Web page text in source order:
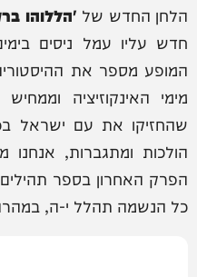
הלחן החדש של 'הללוהו
חדש עליו עמל ניסים
המופע מספר את
מימי האינקוזיציה
שהחזיקו את עם ישראל
הולכות ומתגברות,
הפרק האחרון בספר
כל הנשמה תהלל י-ה,